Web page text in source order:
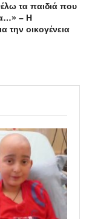
τα παιδιά που
– Η
την οικογένεια